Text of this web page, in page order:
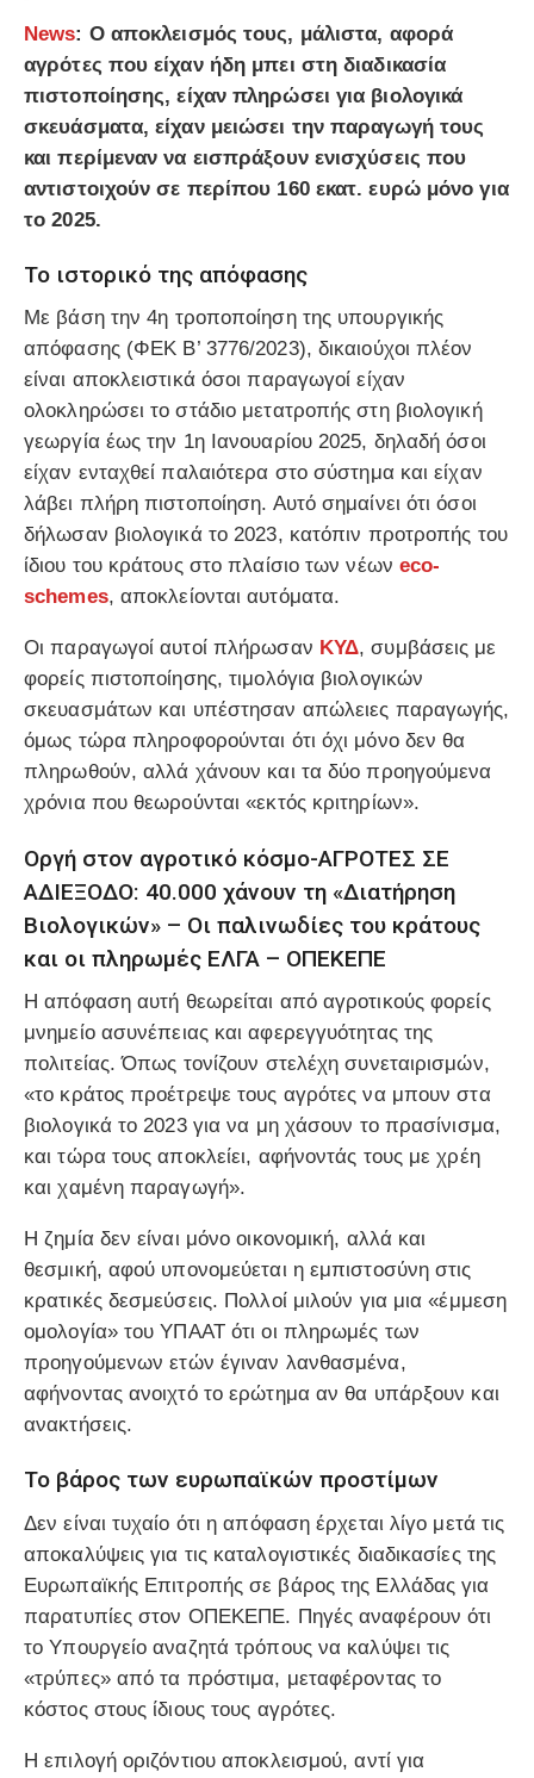
News: Ο αποκλεισμός τους, μάλιστα, αφορά
αγρότες που είχαν ήδη μπει στη διαδικασία
πιστοποίησης, είχαν πληρώσει για βιολογικά
σκευάσματα, είχαν μειώσει την παραγωγή τους
και περίμεναν να εισπράξουν ενισχύσεις που
αντιστοιχούν σε περίπου 160 εκατ. ευρώμόνο για
το 2025.
Το ιστορικό της απόφασης
Με βάση την4η τροποποίηση της υπουργικής
απόφασης (ΦΕΚ Β’ 3776/2023), δικαιούχοι πλέον
είναι αποκλειστικά όσοι παραγωγοί είχαν
ολοκληρώσει το στάδιο μετατροπής στη βιολογική
γεωργία έως την 1η Ιανουαρίου 2025, δηλαδή όσοι
είχαν ενταχθεί παλαιότερα στο σύστημα και είχαν
λάβει πλήρη πιστοποίηση. Αυτό σημαίνει ότι όσοι
δήλωσαν βιολογικά το 2023, κατόπιν προτροπής του
ίδιου του κράτους στο πλαίσιο των νέων eco-
schemes, αποκλείονται αυτόματα.
Οι παραγωγοί αυτοί πλήρωσαν ΚΥΔ, συμβάσεις με
φορείς πιστοποίησης, τιμολόγια βιολογικών
σκευασμάτων και υπέστησαν απώλειες παραγωγής,
όμως τώρα πληροφορούνται ότι όχι μόνο δεν θα
πληρωθούν, αλλά χάνουν και τα δύο προηγούμενα
χρόνια που θεωρούνται «εκτός κριτηρίων».
Οργή στον αγροτικό κόσμο-ΑΓΡΟΤΕΣ ΣΕ
ΑΔΙΕΞΟΔΟ: 40.000 χάνουν τη «Διατήρηση
Βιολογικών» – Οι παλινωδίες του κράτους
και οι πληρωμές ΕΛΓΑ – ΟΠΕΚΕΠΕ
Η απόφαση αυτή θεωρείται από αγροτικούς φορείς
μνημείο ασυνέπειας καιαφερεγγυότητας της
πολιτείας. Όπως τονίζουν στελέχη συνεταιρισμών,
«το κράτος προέτρεψε τους αγρότες να μπουν στα
βιολογικά το 2023 για να μη χάσουν το πρασίνισμα,
και τώρα τους αποκλείει, αφήνοντάς τους με χρέη
και χαμένη παραγωγή».
Η ζημία δεν είναι μόνο οικονομική, αλλά και
θεσμική, αφού υπονομεύεται η εμπιστοσύνη στις
κρατικές δεσμεύσεις. Πολλοί μιλούν για μια «έμμεση
ομολογία» του ΥΠΑΑΤ ότι οι πληρωμές των
προηγούμενων ετών έγιναν λανθασμένα,
αφήνοντας ανοιχτό το ερώτημα αν θα υπάρξουν και
ανακτήσεις.
Το βάρος των ευρωπαϊκών προστίμων
Δεν είναι τυχαίο ότι η απόφαση έρχεται λίγο μετά τις
αποκαλύψεις για τις καταλογιστικές διαδικασίες της
Ευρωπαϊκής Επιτροπής σε βάρος της Ελλάδας για
παρατυπίες στον ΟΠΕΚΕΠΕ. Πηγές αναφέρουν ότι
το Υπουργείο αναζητά τρόπους να καλύψει τις
«τρύπες» από τα πρόστιμα, μεταφέροντας το
κόστος στους ίδιους τους αγρότες.
Η επιλογή οριζόντιου αποκλεισμού, αντί για